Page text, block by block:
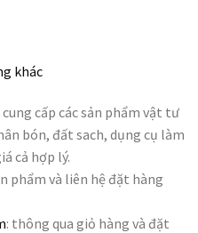
khác
cấp các sản phẩm vật tư
bón, đất sach, dụng cụ làm
cả hợp lý.
phẩm và liên hệ đặt hàng
: thông qua giỏ hàng và đặt